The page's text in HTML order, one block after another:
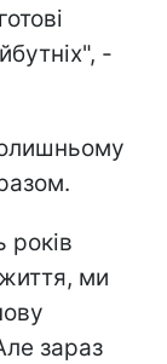
-
років
ми
зараз